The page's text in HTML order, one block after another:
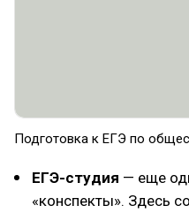
Подготовка к ЕГЭ по
ЕГЭ-студия — еще
«конспекты». Здесь